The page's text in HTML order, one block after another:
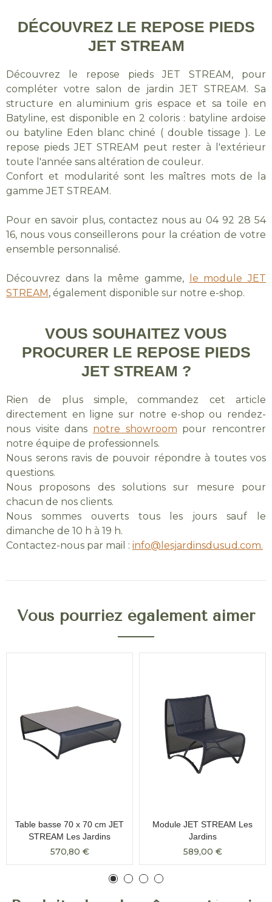
DÉCOUVREZ LE REPOSE PIEDS
JET STREAM
Découvrez le repose pieds JET STREAM, pour
compléter votre salon de jardin JET STREAM. Sa
structure en aluminium gris espace et sa toile en
Batyline, est disponible en 2 coloris : batyline ardoise
ou batyline Eden blanc chiné ( double tissage ). Le
repose pieds JET STREAM peut rester à l'extérieur
toute l'année sans altération de couleur.
Confort et modularité sont les maîtres mots de la
gamme JET STREAM.
Pour en savoir plus, contactez nous au 04 92 28 54
16, nous vous conseillerons pour la création de votre
ensemble personnalisé.
Découvrez dans la même gamme,
le module JET
STREAM, également disponible sur notre e-shop.
VOUS SOUHAITEZ VOUS
PROCURER LE REPOSE PIEDS
JET STREAM ?
Rien de plus simple, commandez cet article
directement en ligne sur notre e-shop ou rendez-
nous visite dans notre showroom pour rencontrer
notre équipe de professionnels.
Nous serons ravis de pouvoir répondre à toutes vos
questions.
Nous proposons des solutions sur mesure pour
chacun de nos clients.
Nous sommes ouverts tous les jours sauf le
dimanche de 10 h à 19 h.
Contactez-nous par mail : info@lesjardinsdusud.com.
Vous pourriez également aimer
Table basse 70 x 70 cm JET
STREAM Les Jardins
570,80 €
Module JET STREAM Les
Jardins
589,00 €